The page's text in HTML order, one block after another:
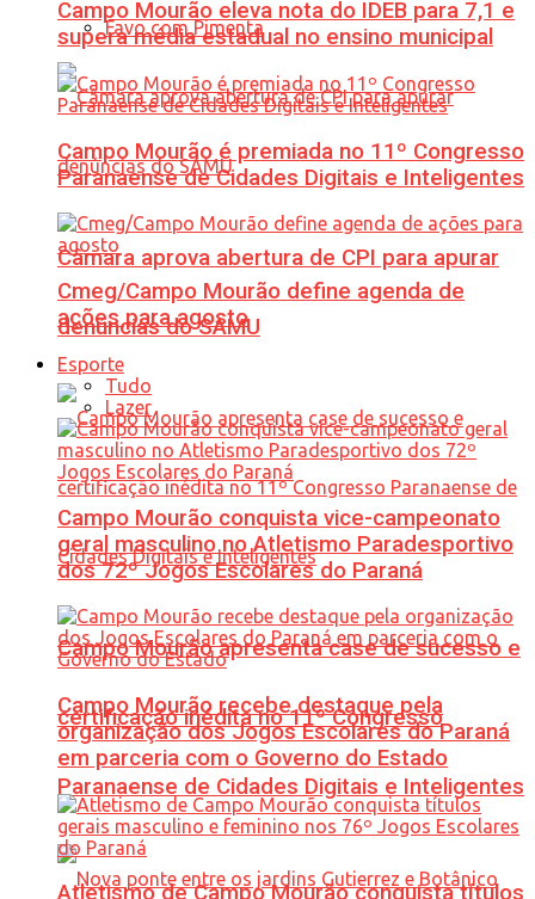
Favo com Pimenta
Câmara aprova abertura de CPI para apurar
denúncias do SAMU
Campo Mourão apresenta case de sucesso e
certificação inédita no 11º Congresso
Paranaense de Cidades Digitais e Inteligentes
Campo Mourão eleva nota do IDEB para 7,1 e
supera média estadual no ensino municipal
Campo Mourão é premiada no 11º Congresso
Paranaense de Cidades Digitais e Inteligentes
Cmeg/Campo Mourão define agenda de
ações para agosto
Esporte
Tudo
Lazer
Campo Mourão conquista vice-campeonato
geral masculino no Atletismo Paradesportivo
dos 72º Jogos Escolares do Paraná
Campo Mourão recebe destaque pela
organização dos Jogos Escolares do Paraná
em parceria com o Governo do Estado
Atletismo de Campo Mourão conquista títulos